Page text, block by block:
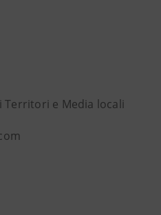
Territori e Media locali